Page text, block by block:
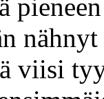
viisi